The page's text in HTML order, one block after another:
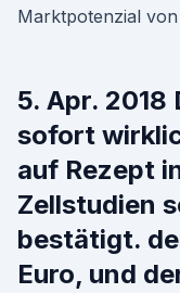
Marktpotenzial
5. Apr. 2018
sofort
auf Rezept
Zellstudien
bestätigt.
Euro, und